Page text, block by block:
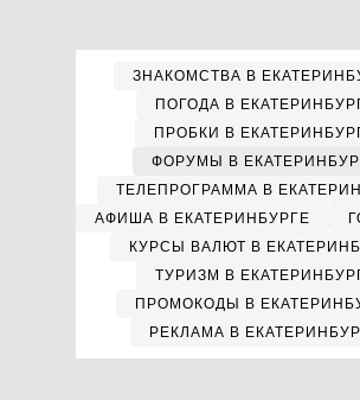
ЗНАКОМСТВА В
ПОГОДА В
ПРОБКИ В
ФОРУМЫ В
ТЕЛЕПРОГРАММА В
АФИША В ЕКАТЕРИНБУРГЕ
КУРСЫ ВАЛЮТ В
ТУРИЗМ В
ПРОМОКОДЫ В
РЕКЛАМА В